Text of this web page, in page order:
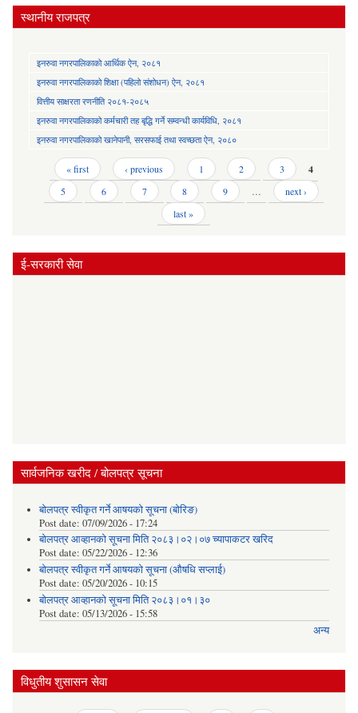
स्थानीय राजपत्र
इनरुवा नगरपालिकाको आर्थिक ऐन, २०८१
इनरुवा नगरपालिकाको शिक्षा (पहिलो संशोधन) ऐन, २०८१
वित्तीय साक्षरता रणनीति २०८१-२०८५
इनरुवा नगरपालिकाको कर्मचारी तह बृद्धि गर्ने सम्वन्धी कार्यविधि, २०८१
इनरुवा नगरपालिकाको खानेपानी, सरसफाई तथा स्वच्छता ऐन, २०८०
Pages « first ‹ previous 1 2 3 4
5 6 7 8 9 …
next ›
last »
ई-सरकारी सेवा
सार्वजनिक खरीद / बोलपत्र सूचना
बोलपत्र स्वीकृत गर्ने आषयको सूचना (बोरिङ)
Post date: 07/09/2026 - 17:24
बोलपत्र आव्हानको सूचना मिति २०८३।०२।०७ च्यापाकटर खरिद
Post date: 05/22/2026 - 12:36
बोलपत्र स्वीकृत गर्ने आषयको सूचना (औषधि सप्लाई)
Post date: 05/20/2026 - 10:15
बोलपत्र आव्हानको सूचना मिति २०८३।०१।३०
Post date: 05/13/2026 - 15:58
अन्य
विधुतीय शुसासन सेवा